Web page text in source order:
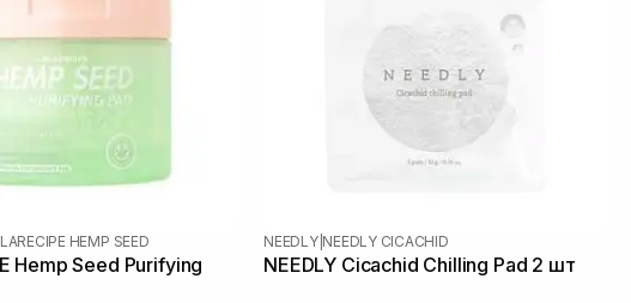
HEMP SEED
Hemp Seed Purifying
NEEDLY| NEEDLY CICACHID
NEEDLY Cicachid Chilling Pad 2 шт